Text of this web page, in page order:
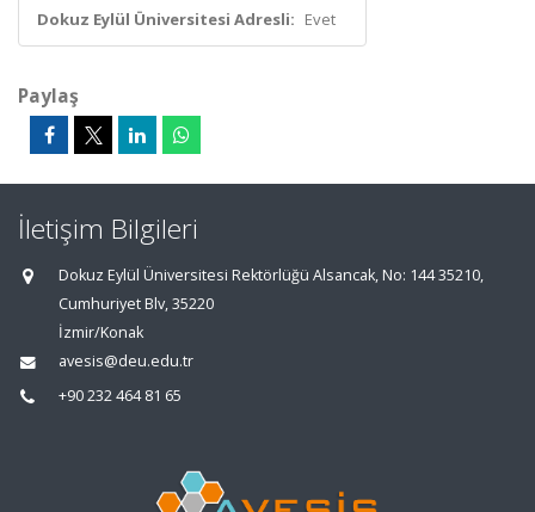
Dokuz Eylül Üniversitesi Adresli: Evet
Paylaş
İletişim Bilgileri
Dokuz Eylül Üniversitesi Rektörlüğü Alsancak, No: 144 35210,
Cumhuriyet Blv, 35220
İzmir/Konak
avesis@deu.edu.tr
+90 232 464 81 65